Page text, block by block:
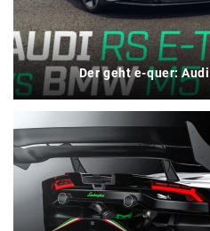
Der geht e-quer: